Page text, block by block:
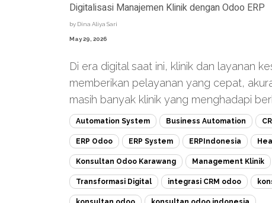
Digitalisasi Manajemen Klinik dengan Odoo ERP
by Dina Aliya Sari
May 29, 2026
Di era digital saat ini, klinik dan layanan
memberikan pelayanan yang cepat,
masih banyak klinik yang menghadapi
Automation System Business Automation
ERP Odoo ERP System ERPIndonesia
Konsultan Odoo Karawang Management Klinik
Transformasi Digital integrasi CRM odoo